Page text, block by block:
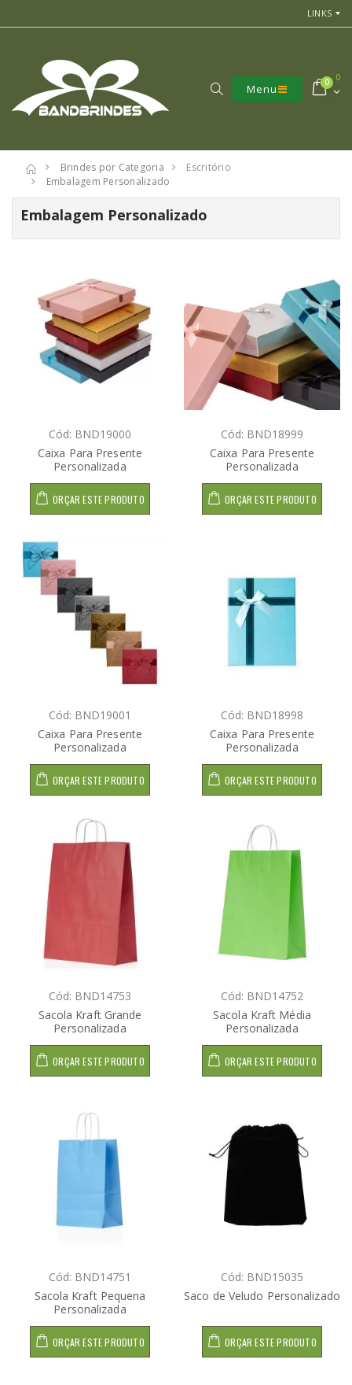
LINKS
Menu
0
0
Brindes por Categoria
Escritório
Embalagem Personalizado
Embalagem Personalizado
Cód: BND19000
Caixa Para Presente
Personalizada
ORÇAR ESTE PRODUTO
Cód: BND18999
Caixa Para Presente
Personalizada
ORÇAR ESTE PRODUTO
Cód: BND19001
Caixa Para Presente
Personalizada
ORÇAR ESTE PRODUTO
Cód: BND18998
Caixa Para Presente
Personalizada
ORÇAR ESTE PRODUTO
Cód: BND14753
Sacola Kraft Grande
Personalizada
ORÇAR ESTE PRODUTO
Cód: BND14752
Sacola Kraft Média
Personalizada
ORÇAR ESTE PRODUTO
Cód: BND14751
Sacola Kraft Pequena
Personalizada
ORÇAR ESTE PRODUTO
Cód: BND15035
Saco de Veludo Personalizado
ORÇAR ESTE PRODUTO